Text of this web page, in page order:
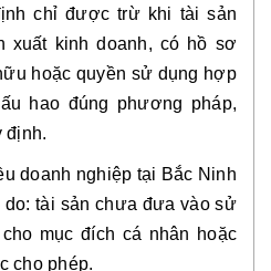
chỉ được trừ khi tài sản
xuất kinh doanh, có hồ sơ
hoặc quyền sử dụng hợp
hao đúng phương pháp,
định.
doanh nghiệp tại Bắc Ninh
do: tài sản chưa đưa vào sử
mục đích cá nhân hoặc
cho phép.